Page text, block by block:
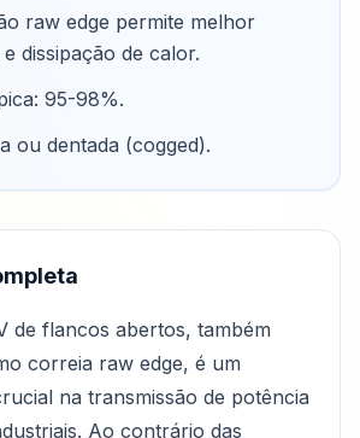
raw edge permite melhor
dissipação de calor.
95-98%.
ou dentada (cogged).
de flancos abertos, também
correia raw edge, é um
na transmissão de potência
Ao contrário das